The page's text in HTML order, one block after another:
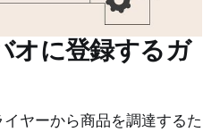
オに登録するガ
ヤーから商品を調達するた